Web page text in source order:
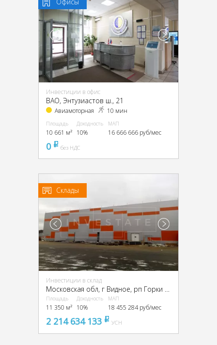
Инвестиции в офис
ВАО, Энтузиастов ш., 21
Авиамоторная 10 мин
Площадь
10 661 м²
Доходность
10%
МАП
16 666 666 руб/мес
0 pуббез НДС
Склады
Инвестиции в склад
Московская обл, г Видное, рп Горки Ленинские, Промзона Технопарк улица Восточная, Московская обл., промзона Технопарк, Восточная ул.
Площадь
11 350 м²
Доходность
10%
МАП
18 455 284 руб/мес
2 214 634 133 pуб
УСН